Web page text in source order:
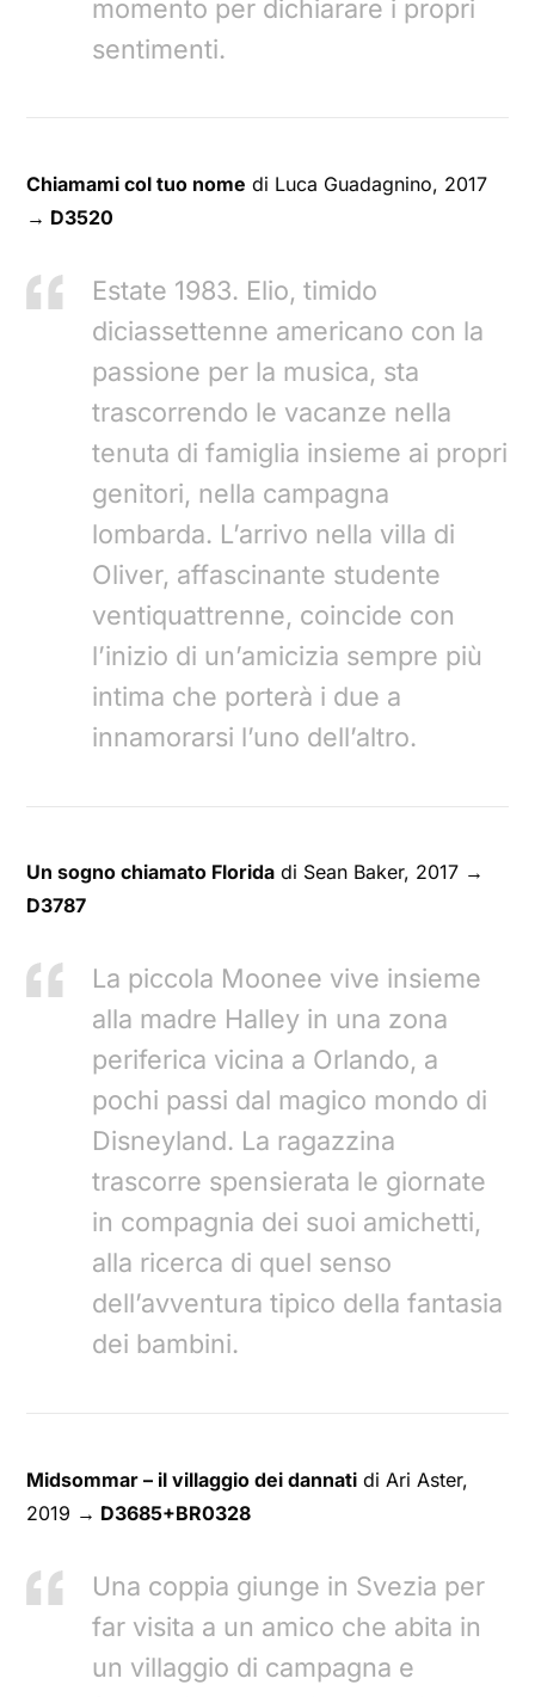
momento per dichiarare i propri
sentimenti.
Chiamami col tuo nome di Luca Guadagnino, 2017
→ D3520
Estate 1983. Elio, timido
diciassettenne americano con la
passione per la musica, sta
trascorrendo le vacanze nella
tenuta di famiglia insieme ai propri
genitori, nella campagna
lombarda. L’arrivo nella villa di
Oliver, affascinante studente
ventiquattrenne, coincide con
l’inizio di un’amicizia sempre più
intima che porterà i due a
innamorarsi l’uno dell’altro.
Un sogno chiamato Florida di Sean Baker, 2017 →
D3787
La piccola Moonee vive insieme
alla madre Halley in una zona
periferica vicina a Orlando, a
pochi passi dal magico mondo di
Disneyland. La ragazzina
trascorre spensierata le giornate
in compagnia dei suoi amichetti,
alla ricerca di quel senso
dell’avventura tipico della fantasia
dei bambini.
Midsommar – il villaggio dei dannati di Ari Aster,
2019 → D3685+BR0328
Una coppia giunge in Svezia per
far visita a un amico che abita in
un villaggio di campagna e